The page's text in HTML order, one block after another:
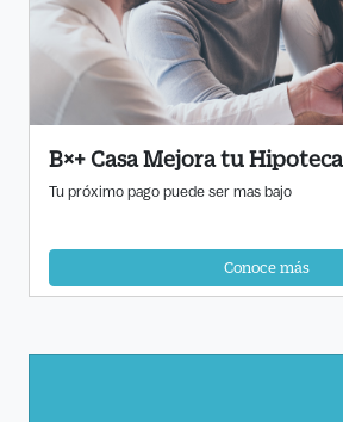
B×+ Casa Mejora tu Hipoteca
Tu próximo pago puede ser mas bajo
Conoce más